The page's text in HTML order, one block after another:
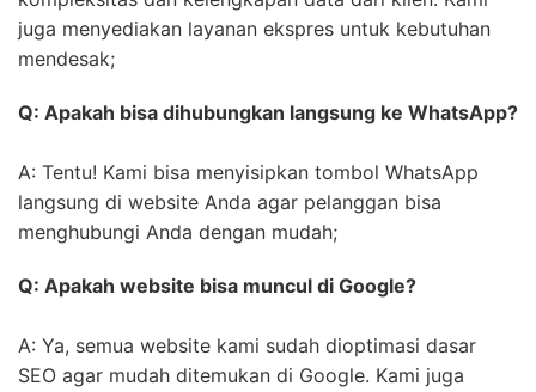
juga menyediakan layanan ekspres untuk kebutuhan
mendesak;
Q: Apakah bisa dihubungkan langsung ke WhatsApp?
A: Tentu! Kami bisa menyisipkan tombol WhatsApp
langsung di website Anda agar pelanggan bisa
menghubungi Anda dengan mudah;
Q: Apakah website bisa muncul di Google?
A: Ya, semua website kami sudah dioptimasi dasar
SEO agar mudah ditemukan di Google. Kami juga